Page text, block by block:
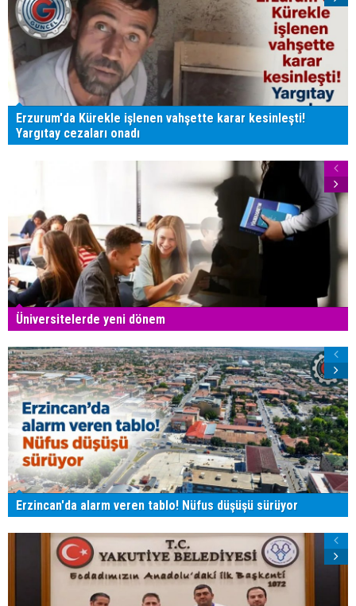
Erzurum'da Kürekle işlenen vahşette karar kesinleşti!
Yargıtay cezaları onadı
Üniversitelerde yeni dönem
Erzincan'da alarm veren tablo! Nüfus düşüşü sürüyor